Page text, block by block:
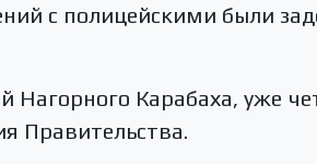
с полицейскими были
Нагорного Карабаха, уже
Правительства.